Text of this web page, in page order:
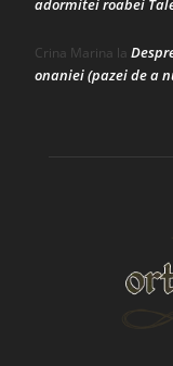
adormitei roabei
Crina Marina la
onaniei (pazei de a